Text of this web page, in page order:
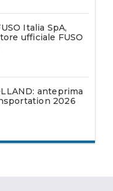
Italia SpA,
ufficiale FUSO
anteprima
2026